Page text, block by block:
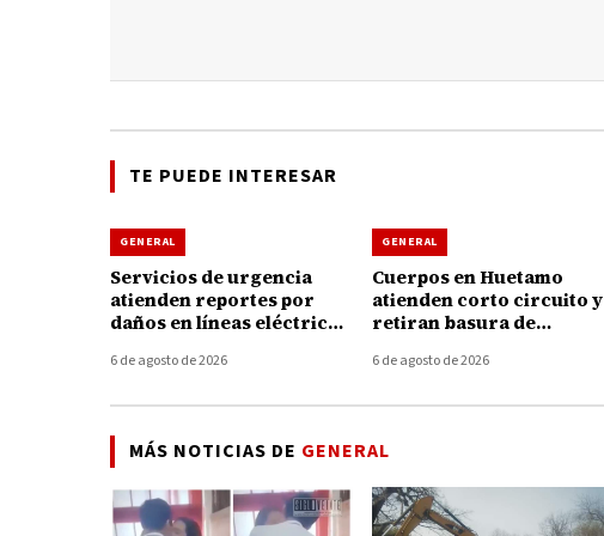
TE PUEDE INTERESAR
GENERAL
Servicios de urgencia
atienden reportes por
daños en líneas eléctricas
Huetamo
6 de agosto de 2026
GENERAL
Cuerpos en Huetamo
atienden corto circuito y
retiran basura de
tormenta de ayer
6 de agosto de 2026
MÁS NOTICIAS DE GENERAL